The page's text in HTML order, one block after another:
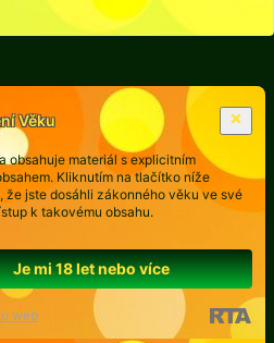
]
Každá osoba, jejíž fotografie se
je právně zodpovědná,
privátní místnosti, žádná z
subdodavatelům provozovatele
a přispívat či inzerovat zde
Věku
obsahuje materiál s explicitním
Kliknutím na tlačítko níže
že jste dosáhli zákonného věku ve své
k takovému obsahu.
Je mi 18 let nebo více
web